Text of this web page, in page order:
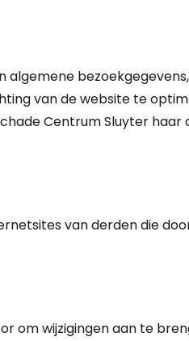
van de website te
Centrum Sluyter
van derden die
om wijzigingen aan te